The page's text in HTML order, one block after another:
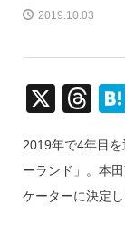
2019.10.03
X
T
e
a
2019年で4年目
ーランド」。本
ケーターに決定し